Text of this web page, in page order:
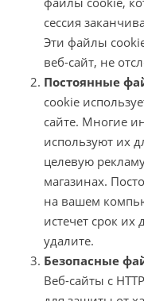
сессия
Эти файлы
веб-сайт, не
Постоянные
cookie
сайте. Многие
используют их
целевую
магазинах.
на вашем
истечет срок
удалите.
Безопасные
Веб-сайты с